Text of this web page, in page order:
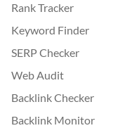
Rank Tracker
Keyword Finder
SERP Checker
Web Audit
Backlink Checker
Backlink Monitor